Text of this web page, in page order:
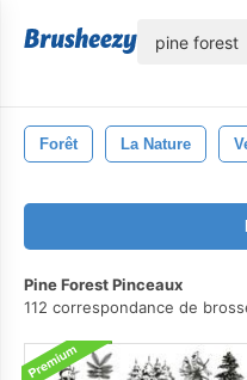
Forêt La Nature
Pine Forest Pinceaux
112 correspondance de